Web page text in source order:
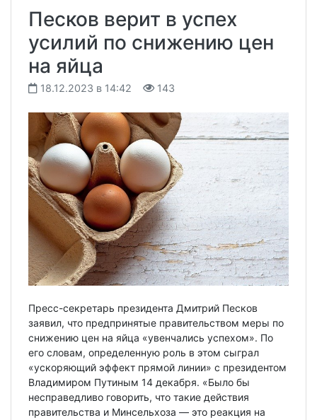
Песков верит в успех
усилий по снижению цен
на яйца
18.12.2023 в 14:42 143
Пресс-секретарь президента Дмитрий Песков
заявил, что предпринятые правительством меры по
снижению цен на яйца «увенчались успехом». По
его словам, определенную роль в этом сыграл
«ускоряющий эффект прямой линии» с президентом
Владимиром Путиным 14 декабря. «Было бы
несправедливо говорить, что такие действия
правительства и Минсельхоза — это реакция на